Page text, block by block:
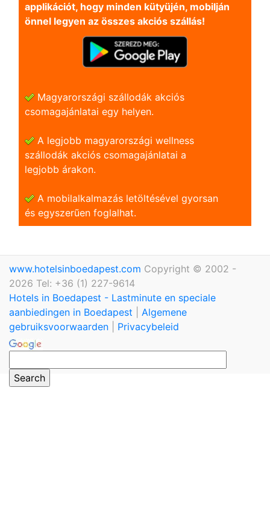
applikációt, hogy minden kütyüjén, mobilján
önnel legyen az összes akciós szállás!
Magyarországi szállodák akciós
csomagajánlatai egy helyen.
A legjobb magyarországi wellness
szállodák akciós csomagajánlatai a
legjobb árakon.
A mobilalkalmazás letöltésével gyorsan
és egyszerũen foglalhat.
www.hotelsinboedapest.com Copyright © 2002 -
2026 Tel: +36 (1) 227-9614
Hotels in Boedapest - Lastminute en speciale
aanbiedingen in Boedapest
Algemene
gebruiksvoorwaarden
Privacybeleid